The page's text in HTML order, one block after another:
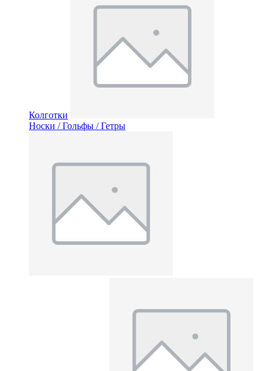
Колготки
Носки / Гольфы / Гетры